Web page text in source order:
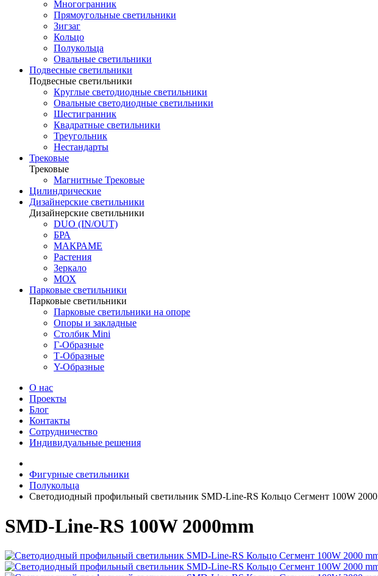
Многогранник
Прямоугольные светильники
Зигзаг
Кольцо
Полукольца
Овальные светильники
Подвесные светильники
Подвесные светильники
Круглые светодиодные светильники
Овальные светодиодные светильники
Шестигранник
Квадратные светильники
Треугольник
Нестандарты
Трековые
Трековые
Магнитные Трековые
Цилиндрические
Дизайнерские светильники
Дизайнерские светильники
DUO (IN/OUT)
БРА
МАКРАМЕ
Растения
Зеркало
МОХ
Парковые светильники
Парковые светильники
Парковые светильники на опоре
Опоры и закладные
Столбик Mini
Г-Образные
Т-Образные
Y-Образные
О нас
Проекты
Блог
Контакты
Сотрудничество
Индивидуальные решения
Фигурные светильники
Полукольца
Светодиодный профильный светильник SMD-Line-RS Кольцо Сегмент 100W
SMD-Line-RS 100W 2000mm